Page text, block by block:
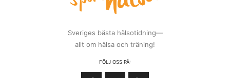
Sveriges bästa hälsotidning—
allt om hälsa och träning!
FÖLJ OSS PÅ: